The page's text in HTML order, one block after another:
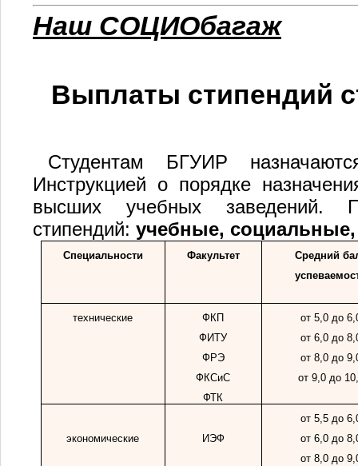
Наш СОЦИОбагаж
Выплаты стипендий
Студентам БГУИР
Инструкцией о порядке
высших учебных заведений.
стипендий: учебные,
Специальности Факультет
Средний
технические
ФКП
ФИТУ
ФРЭ
ФКСиС
ФТК
от 5,0 до
от 6,0 до
от 8,0 до
от 9,0 до
экономические ИЭФ
от 5,5 до
от 6,0 до
от 8,0 до